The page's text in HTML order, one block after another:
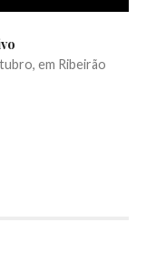
em Ribeirão